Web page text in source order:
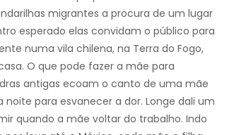
migrantes a procura de um lugar
esperado elas convidam o público para
numa vila chilena, na Terra do Fogo,
O que pode fazer a mãe para
antigas ecoam o canto de uma mãe
para esvanecer a dor. Longe dali um
quando a mãe voltar do trabalho. Indo